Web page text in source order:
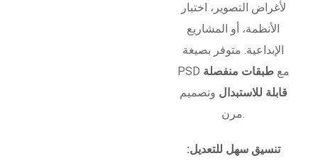
لأغراض التصوير، اختبار
الأنظمة، أو المشاريع
الإبداعية. متوفر بصيغة
PSD معطبقات منفصلة
قابلة للاستبدال وتصميم
مرن.
تنسيق سهل للتعديل: